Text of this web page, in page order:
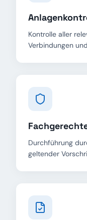
Kontrolle aller
Verbindungen
Durchführung
geltender